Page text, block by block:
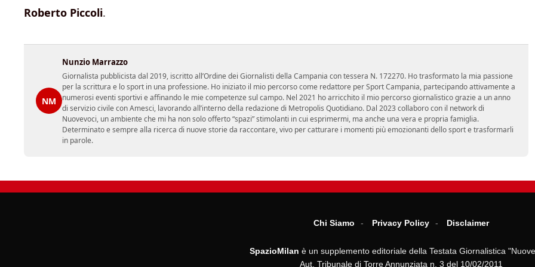
Roberto Piccoli.
NM
Nunzio Marrazzo
Giornalista pubblicista dal 2019, iscritto all’Ordine dei Giornalisti della Campania con tessera N. 172270. Ho trasformato la mia passione
per la scrittura e lo sport in una professione. Ho iniziato il mio percorso come redattore per Sport Campania, partecipando attivamente a
numerosi eventi sportivi e affinando le mie competenze sul campo. Nel 2021 ho arricchito il mio percorso giornalistico grazie a un anno
di servizio civile con Amesci, lavorando all’interno della redazione di Metropolis Quotidiano. Dal 2023 collaboro con il network di
Nuovevoci, un ambiente che mi ha non solo offerto “spazi” stimolanti in cui esprimermi, ma anche una vera e propria famiglia.
Determinato e sempre alla ricerca di nuove storie da raccontare, vivo per catturare i momenti più emozionanti dello sport e trasformarli
in parole.
Chi Siamo Privacy Policy Disclaimer
SpazioMilan è un supplemento editoriale della Testata Giornalistica
Aut. Tribunale di Torre Annunziata n. 3 del 10/02/2011